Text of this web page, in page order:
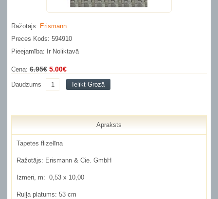
Ražotājs: Erismann
Preces Kods: 594910
Pieejamība: Ir Noliktavā
Cena: 6.95€ 5.00€
Daudzums Ielikt Grozā
Apraksts
Tapetes flizelīna
Ražotājs: Erismann & Cie. GmbH
Izmeri, m: 0,53 x 10,00
Ruļļa platums: 53 cm